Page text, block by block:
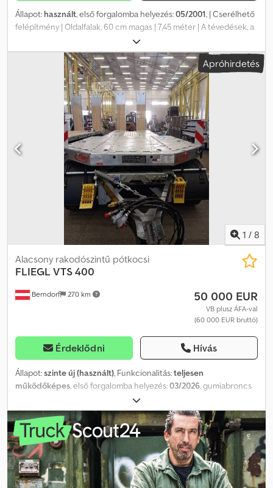
Állapot: használt, első forgalomba helyezés:05/2001, | Cserélhető
felépítmény | Oldalfalak, 60 cm magas | 7,45 méter | A tévedések, a
beviteli hibák és az elővételi jog fenntartva. Dodpfx Aiezrxawsfokr
Apróhirdetés
1 / 8
Berndorf 270 km
Alacsony rakodószintű pótkocsi
FLIEGL VTS 400
50 000 EUR
VB plusz ÁFA-val
(60 000 EUR bruttó)
Érdeklődni Hívás
Állapot:szinte új (használt), Funkcionalitás:teljesen
működőképes, első forgalomba helyezés:03/2026, gumiabroncs
, Gyártási év:
új állapotban van. Hidraulikus rámpákkal rendelkezik, melyek
mechanikusan elmozdíthatók. Kerékárokak vannak rajta.
Dodpozrb Idefx Aifjkr